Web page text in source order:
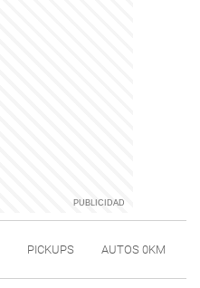
PICKUPS AUTOS 0KM